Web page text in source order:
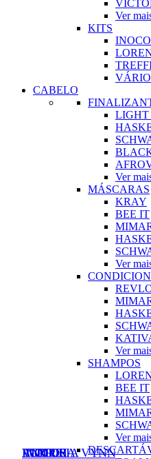
Ver
KITS
CABELO
LIGHT
Ver
MÁSCARAS
KRAY
BEE IT
Ver
Ver
SHAMPOS
BEE IT
Ver
VICTORIA VYNN
INOCOS
PURPLE
ANDREIA
LCN